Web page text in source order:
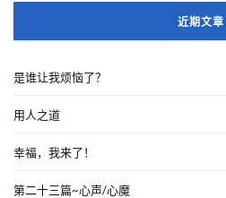
近期文章
是谁让我烦恼了？
用人之道
幸福，我来了！
第二十三篇~心声/心魔